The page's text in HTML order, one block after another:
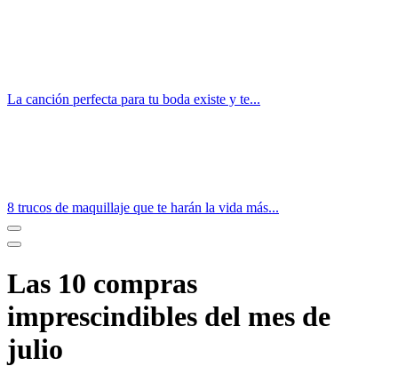
La canción perfecta para tu boda existe y te...
8 trucos de maquillaje que te harán la vida más...
Las 10 compras
imprescindibles del mes de
julio